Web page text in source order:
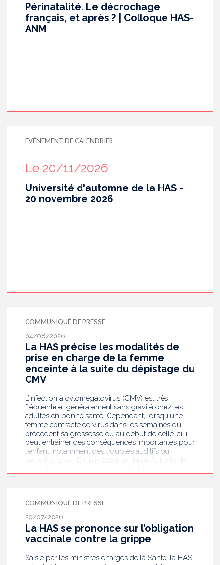
Périnatalité. Le décrochage
français, et après ? | Colloque HAS-
ANM
EVÉNEMENT DE CALENDRIER
Le 20/11/2026
Université d'automne de la HAS -
20 novembre 2026
COMMUNIQUÉ DE PRESSE
04/08/2026
La HAS précise les modalités de
prise en charge de la femme
enceinte à la suite du dépistage du
CMV
L’infection à cytomégalovirus (CMV) est très
fréquente et généralement sans gravité chez les
adultes en bonne santé. Cependant, lorsqu'une
femme contracte ce virus dans les semaines qui
précèdent sa grossesse ou au début de celle-ci, il
peut entraîner des conséquences importantes pour
l'enfant, notamment des troubles auditifs ou
publie aujourd’hui des recommandations de
bonnes pratiques pour guider les professionnels
de santé dans la prise en charge des femmes
enceintes à la suite de ce dépistage. Objectif :
réduire les risques de transmission au futur bébé.
COMMUNIQUÉ DE PRESSE
20/07/2026
La HAS se prononce sur l’obligation
vaccinale contre la grippe
Saisie par les ministres chargés de la Santé, la HAS